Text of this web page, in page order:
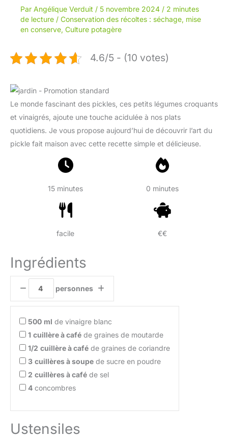
Par Angélique Verduit / 5 novembre 2024 / 2 minutes
de lecture / Conservation des récoltes : séchage, mise
en conserve, Culture potagère
4.6/5 - (10 votes)
Le monde fascinant des pickles, ces petits légumes croquants
et vinaigrés, ajoute une touche acidulée à nos plats
quotidiens. Je vous propose aujourd’hui de découvrir l’art du
pickle fait maison avec cette recette simple et délicieuse.
15 minutes 0 minutes
facile €€
Ingrédients
personnes
500 ml de vinaigre blanc
1 cuillère à café de graines de moutarde
1/2 cuillère à café de graines de coriandre
3 cuillères à soupe de sucre en poudre
2 cuillères à café de sel
4 concombres
Ustensiles